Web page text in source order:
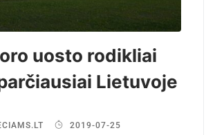
uosto rodikliai
Lietuvoje
2019-07-25